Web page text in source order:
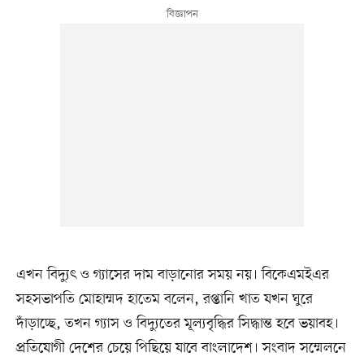
এখন বিদ্যুৎ ও গ্যাসের দাম বাড়ানোর সময় নয়। বিকেএমইএর
সহসভাপতি মোহাম্মদ হাতেম বলেন, রপ্তানি খাত যখন ঘুরে
দাঁড়াচ্ছে, তখন গ্যাস ও বিদ্যুতের মূল্যবৃদ্ধির সিদ্ধান্ত হবে ভয়াবহ।
প্রতিযোগী দেশের চেয়ে পিছিয়ে যাবে বাংলাদেশ। সংবাদ সম্মেলনে